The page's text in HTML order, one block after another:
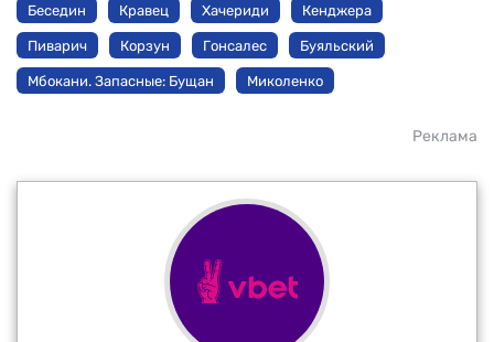
Беседин Кравец Хачериди Кенджера
Пиварич Корзун Гонсалес Буяльский
Мбокани. Запасные: Бущан Миколенко
Реклама